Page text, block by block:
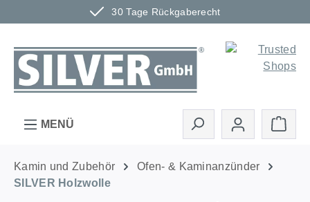
30 Tage Rückgaberecht
Zum Hauptinhalt springen
MENÜ
Kamin und Zubehör
Ofen- & Kaminanzünder
SILVER Holzwolle